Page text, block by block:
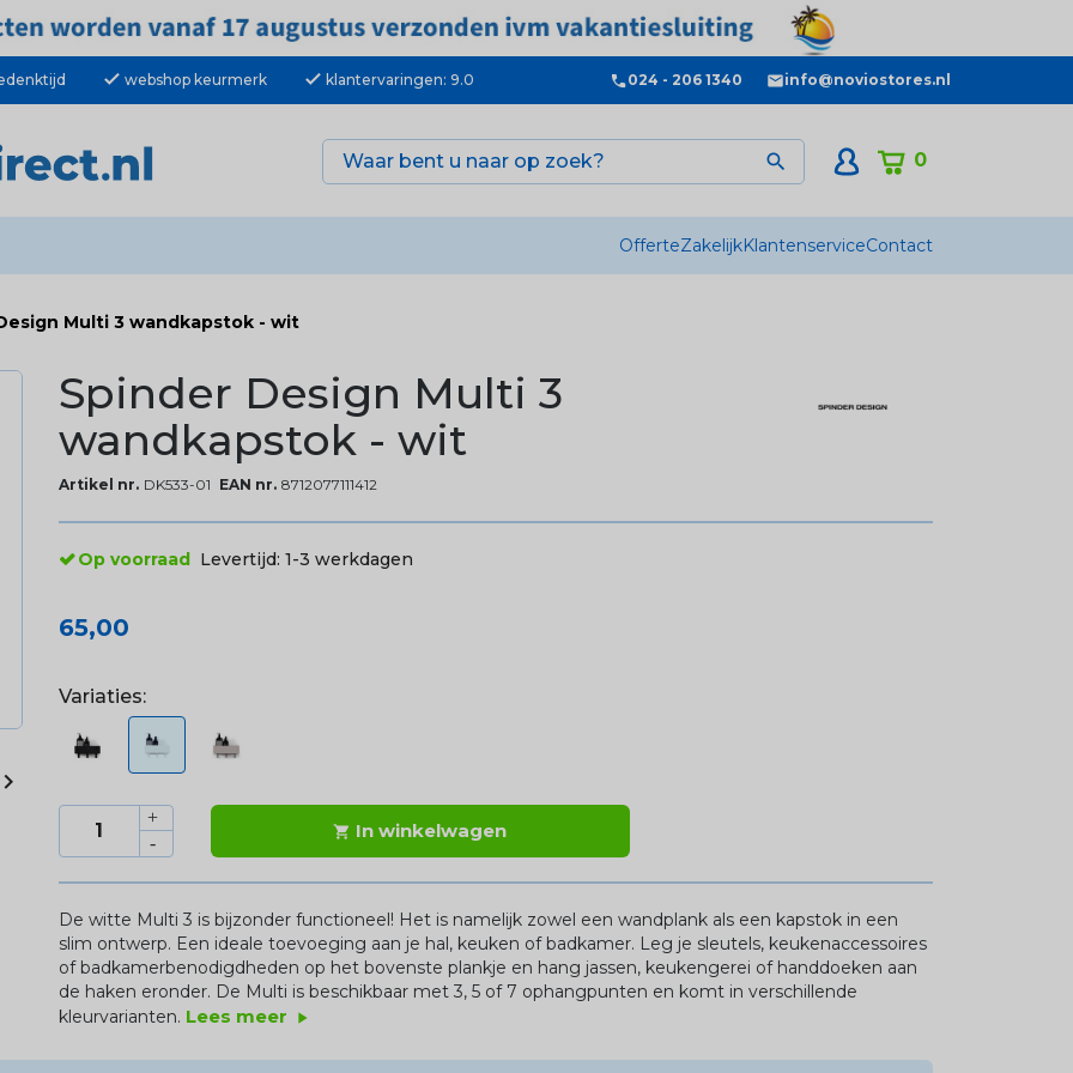
check webshop keurmerk check klantervaringen: 9.0 024 - 206 1340 info@noviostores.nl
0

OfferteZakelijkKlantenserviceContact
Multi 3 wandkapstok - wit
Spinder Design Multi 3
wandkapstok - wit
Artikel nr. DK533-01 EAN nr. 8712077111412
Op voorraad Levertijd: 1-3 werkdagen
65,00
Variaties:
 In winkelwagen
De witte Multi 3 is bijzonder functioneel! Het is namelijk zowel een wandplank als een kapstok in een
slim ontwerp. Een ideale toevoeging aan je hal, keuken of badkamer. Leg je sleutels, keukenaccessoires
of badkamerbenodigdheden op het bovenste plankje en hang jassen, keukengerei of handdoeken aan
de haken eronder. De Multi is beschikbaar met 3, 5 of 7 ophangpunten en komt in verschillende
kleurvarianten. Lees meer play_arrow